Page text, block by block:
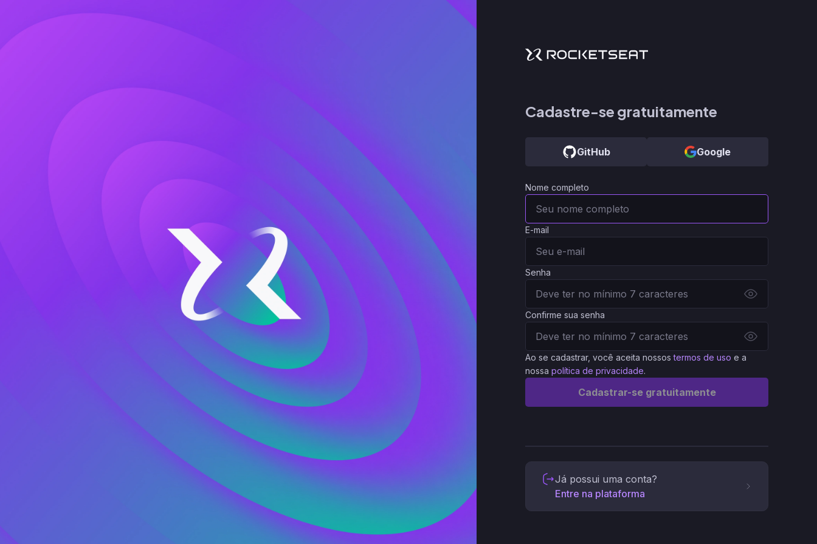
Cadastre-se gratuitamente
GitHub Google
Nome completo
E-mail
Senha
Confirme sua senha
Ao se cadastrar, você aceita nossos termos de uso e a
nossa política de privacidade.
Cadastrar-se gratuitamente
Já possui uma conta?
Entre na plataforma